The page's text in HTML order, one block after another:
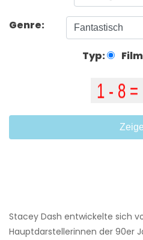
Genre:
Typ: Film
Stacey Dash entwickelte sich
Hauptdarstellerinnen der 90er